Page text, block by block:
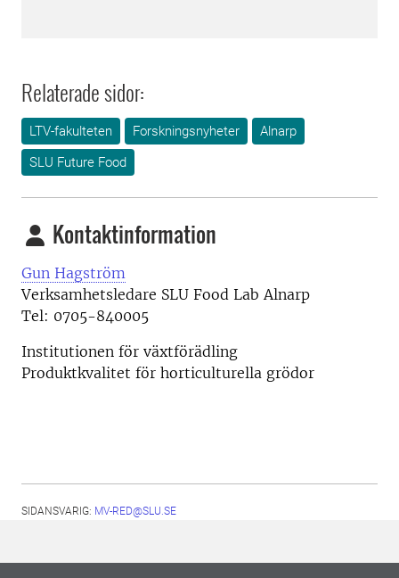
Relaterade sidor:
LTV-fakulteten Forskningsnyheter
Alnarp
SLU Future Food
Kontaktinformation
Gun Hagström
Verksamhetsledare SLU Food Lab Alnarp
Tel: 0705-840005
Institutionen för växtförädling
Produktkvalitet för horticulturella grödor
SIDANSVARIG: MV-RED@SLU.SE